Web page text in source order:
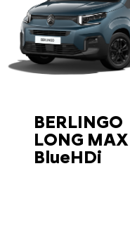
BERLINGO
LONG MAX
BlueHDi